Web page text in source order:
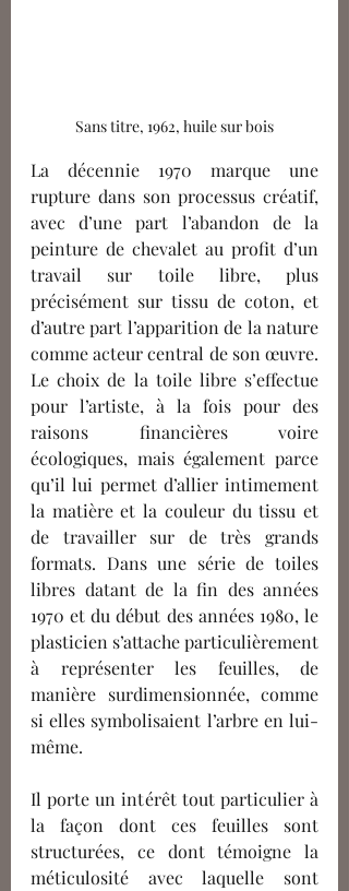
Sans titre, 1962, huile sur bois
La décennie 1970 marque une
rupture dans son processus créatif,
avec d’une part l’abandon de la
peinture de chevalet au profit d’un
travail sur toile libre, plus
précisément sur tissu de coton, et
d’autre part l’apparition de la nature
comme acteur central de son œuvre.
Le choix de la toile libre s’effectue
pour l’artiste, à la fois pour des
raisons financières voire
écologiques, mais également parce
qu’il lui permet d’allier intimement
la matière et la couleur du tissu et
de travailler sur de très grands
formats. Dans une série de toiles
libres datant de la fin des années
1970 et du début des années 1980, le
plasticien s’attache particulièrement
à représenter les feuilles, de
manière surdimensionnée, comme
si elles symbolisaient l’arbre en lui-
même.
Il porte un intérêt tout particulier à
la façon dont ces feuilles sont
structurées, ce dont témoigne la
méticulosité avec laquelle sont